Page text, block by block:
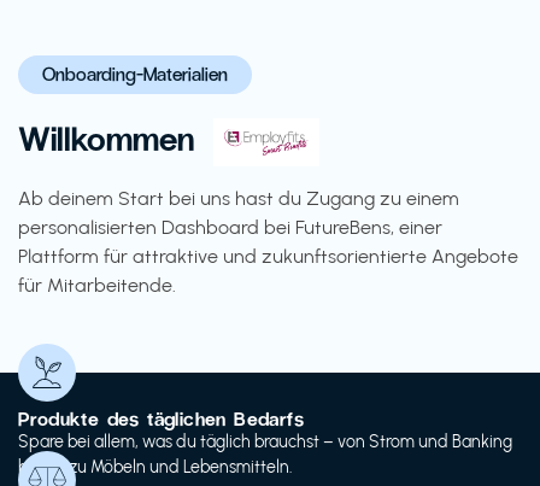
Onboarding-Materialien
Willkommen
Ab deinem Start bei uns hast du Zugang zu einem
personalisierten Dashboard bei FutureBens, einer
Plattform für attraktive und zukunftsorientierte Angebote
für Mitarbeitende.
Produkte des täglichen Bedarfs
Spare bei allem, was du täglich brauchst – von Strom und Banking
bis hin zu Möbeln und Lebensmitteln.